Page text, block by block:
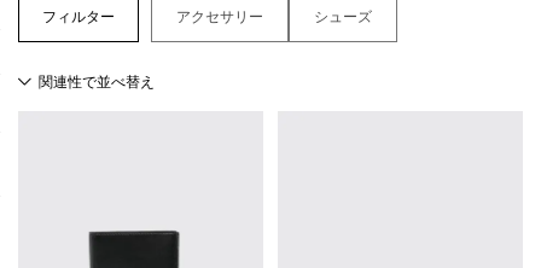
アクセサリー シューズ